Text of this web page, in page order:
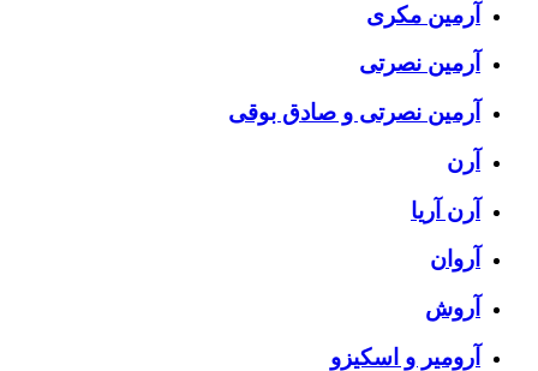
آرمین مکری
آرمین نصرتی
آرمین نصرتی و صادق بوقی
آرن
آرن آریا
آروان
آروش
آرومیر و اسکیزو